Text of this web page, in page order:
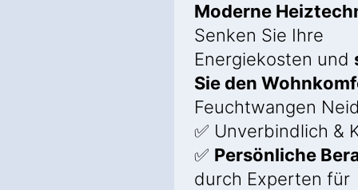
Moderne
Senken Sie Ihre
Energiekosten und
Sie den
Feuchtwangen
✅ Unverbindlich &
✅ Persönliche
durch Experten für